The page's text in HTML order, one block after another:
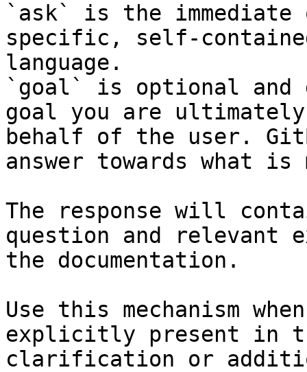
`ask` is the
specific, self-
language.
`goal` is optional and
goal you are
behalf of the user.
answer towards what
The response will
question and relevant
the documentation.
Use this mechanism
explicitly present in
clarification or